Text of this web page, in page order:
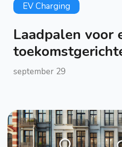
EV Charging
Laadpalen voor
september 29